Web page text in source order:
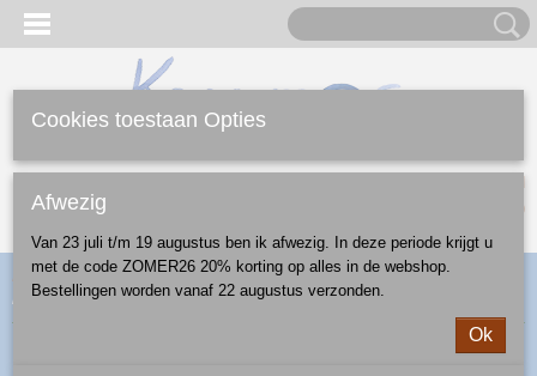
(0)
Home >Webshop>Feestdagen>Kerst>kersthanger>
kersthanger driehoek - patroon D42
Cookies toestaan Opties
Afwezig
Van 23 juli t/m 19 augustus ben ik afwezig. In deze periode krijgt u
met de code ZOMER26 20% korting op alles in de webshop.
Bestellingen worden vanaf 22 augustus verzonden.
Ok